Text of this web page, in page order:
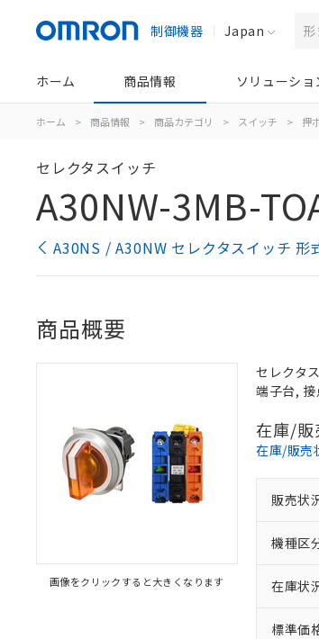
制御機器 Japan
ホーム 商品情報 ソリューショ
ホーム > 商品情報 > 商品カテゴリ > スイッチ > 押
セレクタスイッチ
A30NW-3MB-
A30NS / A30NW セレクタスイッチ 形
商品概要
画像をクリックすると大きくなります
セレクタ
端子台,
在庫/販
在庫/販売
販売状
機種区
在庫状
標準価